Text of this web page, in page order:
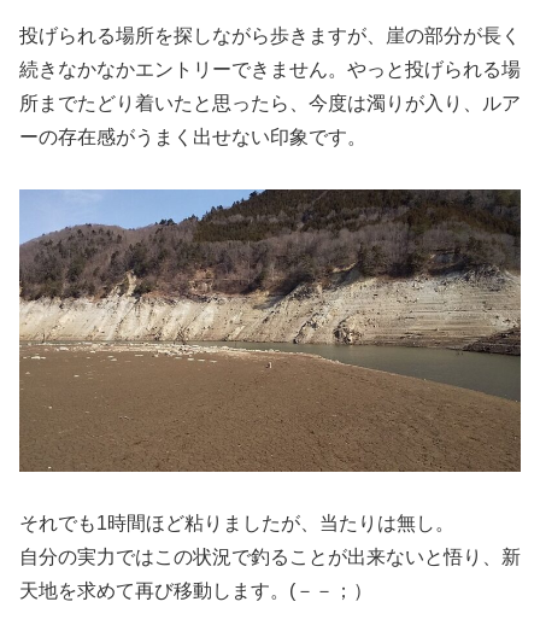
投げられる場所を探しながら歩きますが、崖の部分が長く
続きなかなかエントリーできません。やっと投げられる場
所までたどり着いたと思ったら、今度は濁りが入り、ルア
ーの存在感がうまく出せない印象です。
それでも1時間ほど粘りましたが、当たりは無し。
自分の実力ではこの状況で釣ることが出来ないと悟り、新
天地を求めて再び移動します。(－－；）